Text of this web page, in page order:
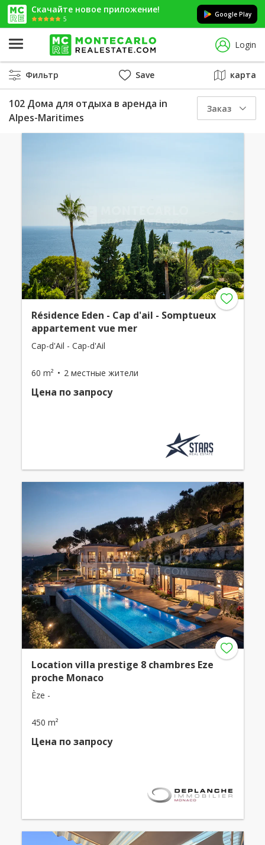
Скачайте новое приложение!
5
Google Play
Login
Фильтр Save карта
102 Домa для отдыха в аренда in
Alpes-Maritimes
Заказ
Résidence Eden - Cap d'ail - Somptueux
appartement vue mer
Cap-d'Ail - Cap-d'Ail
60 m² 2 местные жители
Цена по запросу
Location villa prestige 8 chambres Eze
proche Monaco
Èze -
450 m²
Цена по запросу